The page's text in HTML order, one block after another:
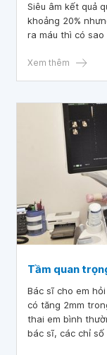
Siêu âm kết quả
khoảng 20%
ra máu thì có sao
Xem thêm
Tầm quan
Bác sĩ cho em
có tăng 2mm
thai em bình
bác sĩ, các chỉ số